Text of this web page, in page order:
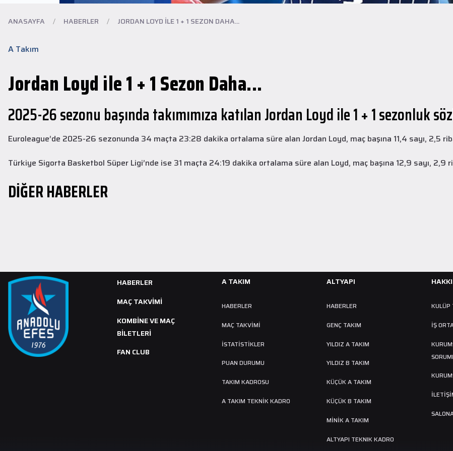
ANASAYFA / HABERLER / JORDAN LOYD ILE 1 + 1 SEZON DAHA...
A Takım
Jordan Loyd ile 1 + 1 Sezon Daha...
2025-26 sezonu başında takımımıza katılan Jordan Loyd ile 1 + 1 sezonluk
Euroleague’de 2025-26 sezonunda 34 maçta 23:28 dakika ortalama süre alan Jordan Loyd, maç başına 11,4 sayı, 2,5
Türkiye Sigorta Basketbol Süper Ligi’nde ise 31 maçta 24:19 dakika ortalama süre alan Loyd, maç başına 12,9 sayı,
DİĞER HABERLER
Altyapı Takımlarımız Yeni Sezon
Çalışmalarına Başladı
antrenmanlarını gerçekleştirdi.
Yeni transferimiz Collin Malcolm, Anadolu
Sağlık Merkezi Hastanesi'nde sağlık
HABERLER
MAÇ TAKVIMI
KOMBİNE VE MAÇ
BİLETLERİ
FAN CLUB
A TAKIM
HABERLER
MAÇ TAKVIMI
İSTATİSTİKLER
PUAN DURUMU
TAKIM KADROSU
A TAKIM TEKNİK KADRO
ALTYAPI
HABERLER
GENÇ TAKIM
YILDIZ A TAKIM
YILDIZ B TAKIM
KÜÇÜK A TAKIM
KÜÇÜK B TAKIM
MINIK A TAKIM
ALTYAPI TEKNIK KADRO
KULÜP
İŞ